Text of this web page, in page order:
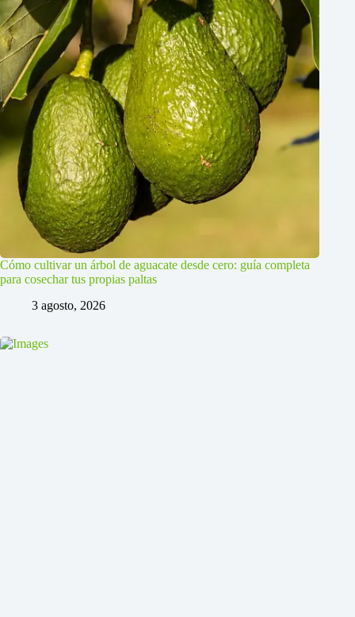
Cómo cultivar un árbol de aguacate desde cero: guía completa
para cosechar tus propias paltas
3 agosto, 2026